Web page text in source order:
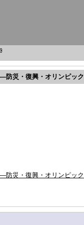
防災・復興・オリンピック
防災・復興・オリンピック